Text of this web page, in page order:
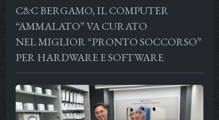
C&C BERGAMO, IL COMPUTER
“AMMALATO” VA CURATO
NEL MIGLIOR “PRONTO SOCCORSO”
PER HARDWARE E SOFTWARE